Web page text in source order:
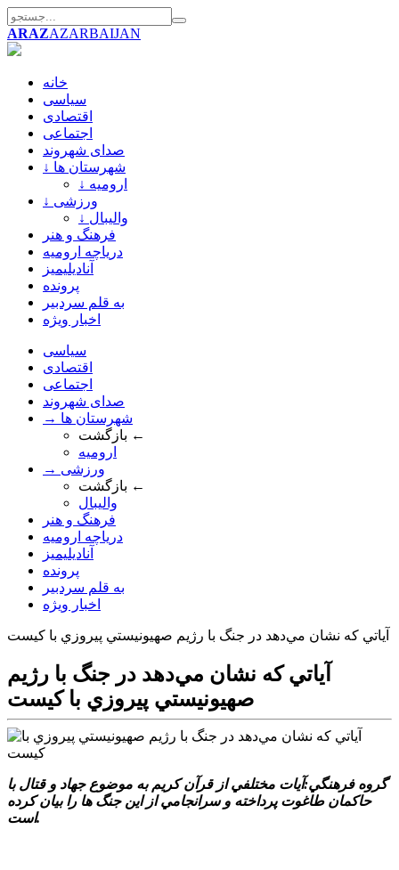
ARAZAZARBAIJAN
خانه
سیاسی
اقتصادی
اجتماعی
صدای شهروند
↓ شهرستان ها
↓ ارومیه
↓ ورزشی
↓ والیبال
فرهنگ و هنر
دریاچه ارومیه
آنادیلیمیز
پرونده
به قلم سردبیر
اخبار ویژه
سیاسی
اقتصادی
اجتماعی
صدای شهروند
→ شهرستان ها
بازگشت ←
ارومیه
→ ورزشی
بازگشت ←
والیبال
فرهنگ و هنر
دریاچه ارومیه
آنادیلیمیز
پرونده
به قلم سردبیر
اخبار ویژه
آياتي که نشان مي‌دهد در جنگ با رژيم صهيونيستي پيروزي با کيست
آياتي که نشان مي‌دهد در جنگ با رژيم
صهيونيستي پيروزي با کيست
گروه فرهنگي:آيات مختلفي از قرآن کريم به موضوع جهاد و قتال با
حاکمان طاغوت پرداخته و سرانجامي از اين جنگ ها را بيان کرده
است.